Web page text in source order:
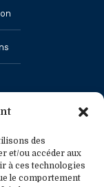
des
et/ou accéder aux
à ces technologies
le comportement
presse